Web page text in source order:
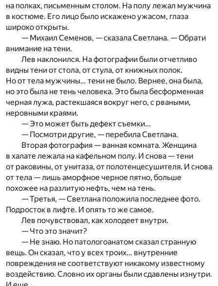
на полках, письменным столом. На полу лежал мужчина
в костюме. Его лицо было искажено ужасом, глаза
широко открыты.
— Михаил Семенов, — сказала Светлана. — Обрати
внимание на тени.
Лев наклонился. На фотографии были отчетливо
видны тени от стола, от стула, от книжных полок.
Но от тела мужчины… тени не было. Вернее, она была,
но это была не тень человека. Это была бесформенная
черная лужа, растекшаяся вокруг него, с рваными,
неровными краями.
— Это может быть дефект съемки…
— Посмотри другие, — перебила Светлана.
Вторая фотография — ванная комната. Женщина
в халате лежала на кафельном полу. И снова — тени
от раковины, от унитаза, от полотенцесушителя. И снова
от тела — лишь аморфное черное пятно, больше
похожее на разлитую нефть, чем на тень.
— Третья, — Светлана положила последнее фото.
Подросток в лифте. И опять то же самое.
Лев почувствовал, как холодеет внутри.
— Что это значит?
— Не знаю. Но патологоанатом сказал странную
вещь. Он сказал, что у всех троих… внутренние
повреждения не соответствуют никакому известному
воздействию. Словно их органы были сдавлены изнутри.